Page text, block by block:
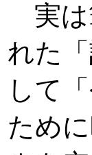
実は
れた
して
ため